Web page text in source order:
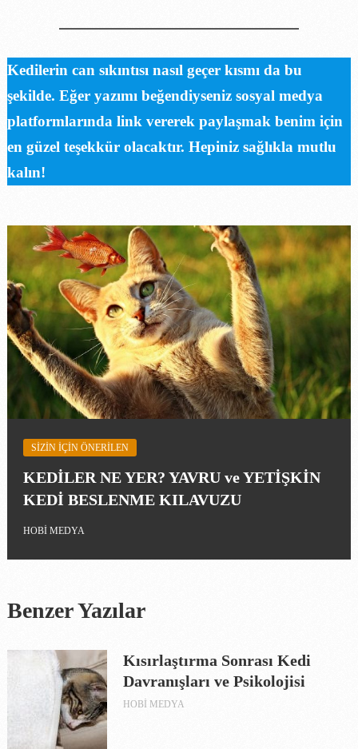
Kedilerin can sıkıntısı nasıl geçer kısmı da bu
şekilde. Eğer yazımı beğendiyseniz sosyal medya
platformlarında link vererek paylaşmak benim için
en güzel teşekkür olacaktır. Hepiniz sağlıkla mutlu
kalın!
SIZIN IÇIN ÖNERILEN
KEDİLER NE YER? YAVRU ve YETİŞKİN
KEDİ BESLENME KILAVUZU
HOBI MEDYA
Benzer Yazılar
Kısırlaştırma Sonrası Kedi
Davranışları ve Psikolojisi
HOBI MEDYA